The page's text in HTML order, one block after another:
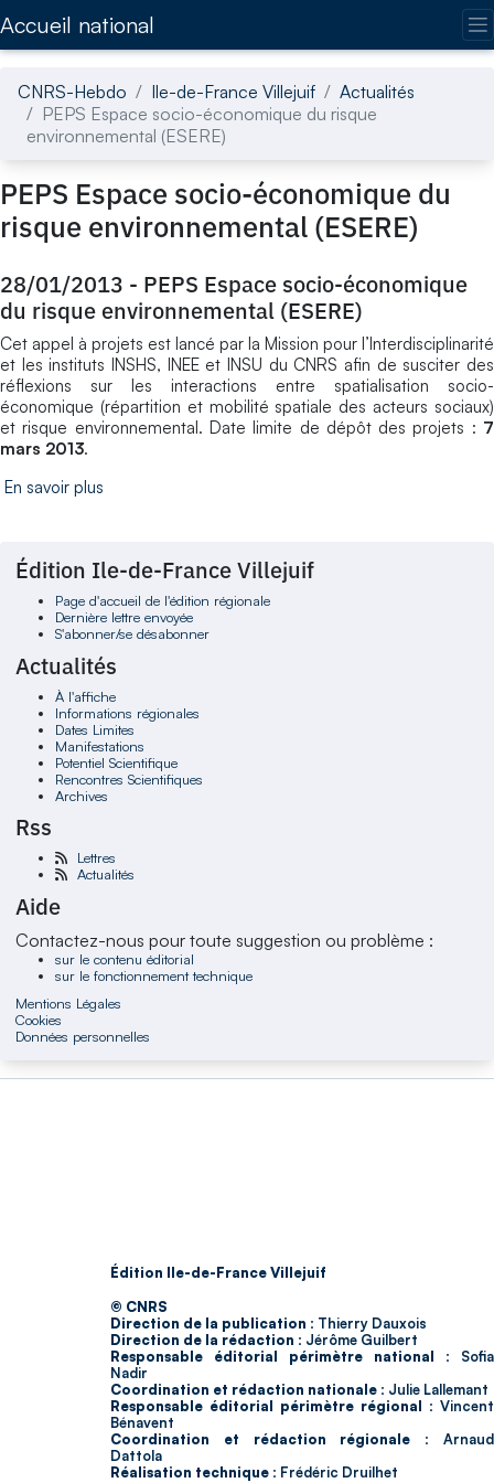
Accueil national
CNRS-Hebdo Ile-de-France Villejuif
Actualités
PEPS Espace socio-économique du risque
environnemental (ESERE)
PEPS Espace socio-économique du
risque environnemental (ESERE)
28/01/2013 - PEPS Espace socio-économique
du risque environnemental (ESERE)
Cet appel à projets est lancé par la Mission pour l’Interdisciplinarité
et les instituts INSHS, INEE et INSU du CNRS afin de susciter des
réflexions sur les interactions entre spatialisation socio-
économique (répartition et mobilité spatiale des acteurs sociaux)
et risque environnemental. Date limite de dépôt des projets : 7
mars 2013.
En savoir plus
Édition Ile-de-France Villejuif
Page d'accueil de l'édition régionale
Dernière lettre envoyée
S'abonner/se désabonner
Actualités
À l'affiche
Informations régionales
Dates Limites
Manifestations
Potentiel Scientifique
Rencontres Scientifiques
Archives
Rss
Lettres
Actualités
Aide
Contactez-nous pour toute suggestion ou problème :
sur le contenu éditorial
sur le fonctionnement technique
Mentions Légales
Cookies
Données personnelles
Édition Ile-de-France Villejuif
© CNRS
Direction de la publication : Thierry Dauxois
Direction de la rédaction : Jérôme Guilbert
Responsable éditorial périmètre national : Sofia
Nadir
Coordination et rédaction nationale : Julie Lallemant
Responsable éditorial périmètre régional : Vincent
Bénavent
Coordination et rédaction régionale : Arnaud
Dattola
Réalisation technique : Frédéric Druilhet